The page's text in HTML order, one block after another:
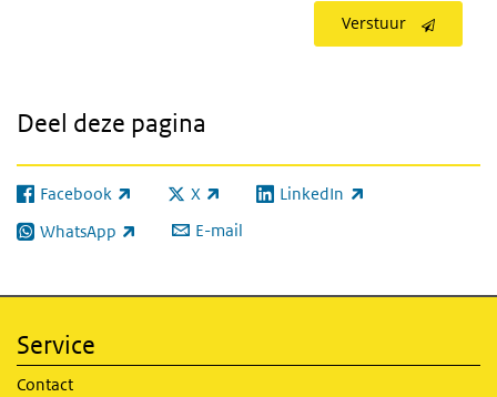
Verstuur
Deel deze pagina
Facebook
(externe link) X
(externe link) LinkedIn
(externe link)
WhatsApp
(externe link) E-mail
Service
Contact